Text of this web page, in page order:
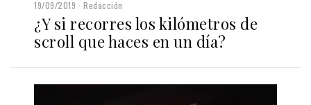
19/09/2019 Redacción
¿Y si recorres los kilómetros de
scroll que haces en un día?